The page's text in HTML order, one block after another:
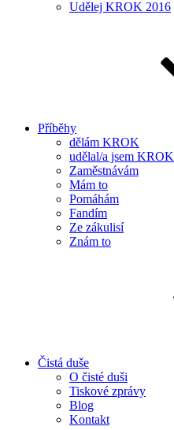
Udělej KROK 2016
Příběhy
dělám KROK
udělal/a jsem KROK
Zaměstnávám
Mám to
Pomáhám
Fandím
Ze zákulisí
Znám to
Čistá duše
O čisté duši
Tiskové zprávy
Blog
Kontakt